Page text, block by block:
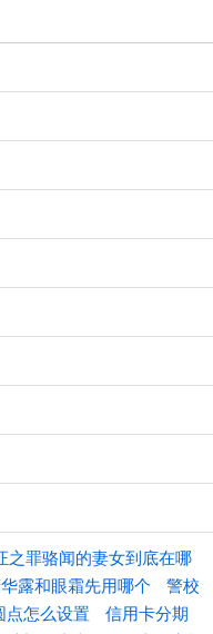
之罪骆闻的妻女到底在哪
露和眼霜先用哪个
警校
点怎么设置
信用卡分期